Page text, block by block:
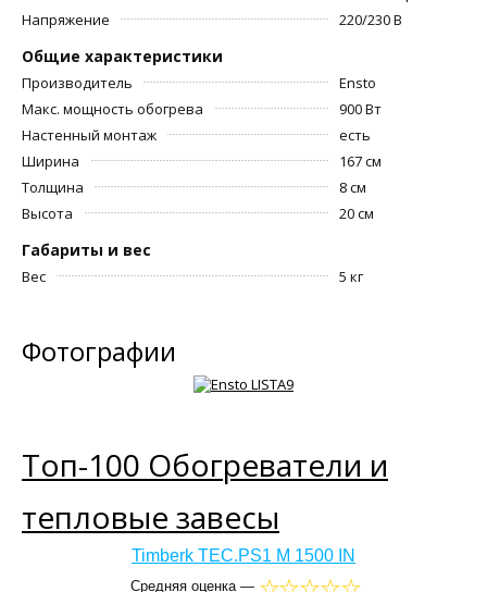
Напряжение
220/230 В
Общие характеристики
Производитель
Ensto
Макс. мощность обогрева
900 Вт
Настенный монтаж
есть
Ширина
167 см
Толщина
8 см
Высота
20 см
Габариты и вес
Вес 5 кг
Фотографии
Топ-100 Обогреватели и
тепловые завесы
Timberk TEC.PS1 M 1500 IN
Средняя оценка —